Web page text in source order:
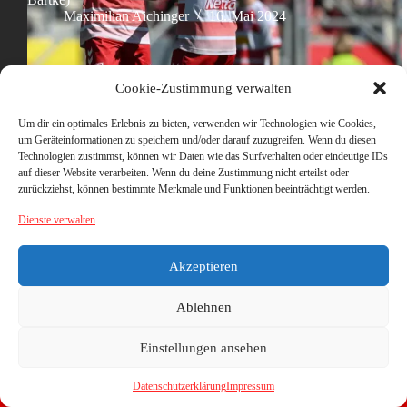
Cookie-Zustimmung verwalten
Um dir ein optimales Erlebnis zu bieten, verwenden wir Technologien wie Cookies,
um Geräteinformationen zu speichern und/oder darauf zuzugreifen. Wenn du diesen
Technologien zustimmst, können wir Daten wie das Surfverhalten oder eindeutige IDs
auf dieser Website verarbeiten. Wenn du deine Zustimmung nicht erteilst oder
zurückziehst, können bestimmte Merkmale und Funktionen beeinträchtigt werden.
Dienste verwalten
Akzeptieren
Ablehnen
Einstellungen ansehen
DatenschutzerklärungImpressum
Maximilian Aichinger
16. Mai 2024